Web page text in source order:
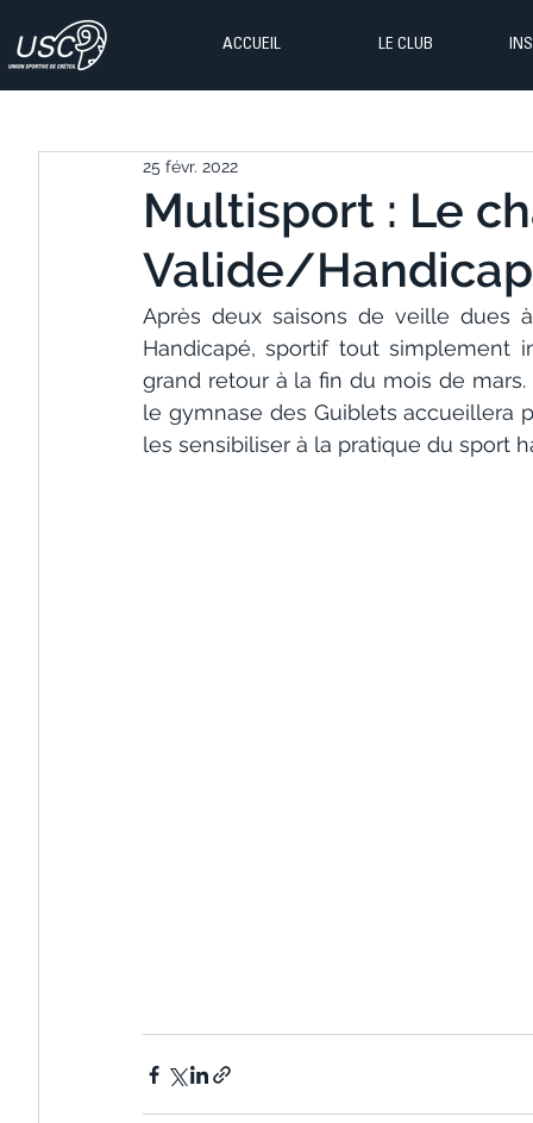
ACCUEIL LE CLUB
Multisport : Le
Valide/
25 févr. 2022
Après deux saisons de veille dues
Handicapé, sportif tout simplement
grand retour à la fin du mois de
le gymnase des Guiblets accueillera
les sensibiliser à la pratique du sport